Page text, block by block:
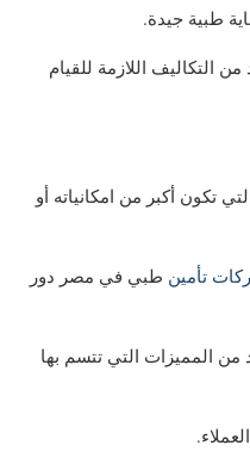
طبية جيدة.
التكاليف اللازمة للقيام
تكون أكبر من امكانياته أو
تأمين طبي في مصر دور
من المميزات التي تتسم بها